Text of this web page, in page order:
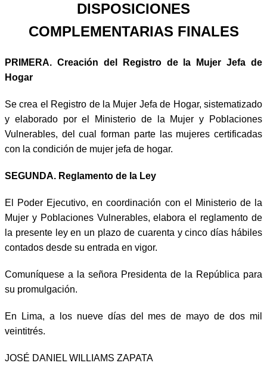
DISPOSICIONES
COMPLEMENTARIAS FINALES
PRIMERA. Creación del Registro de la Mujer Jefa de
Hogar
Se crea el Registro de la Mujer Jefa de Hogar, sistematizado
y elaborado por el Ministerio de la Mujer y Poblaciones
Vulnerables, del cual forman parte las mujeres certificadas
con la condición de mujer jefa de hogar.
SEGUNDA. Reglamento de la Ley
El Poder Ejecutivo, en coordinación con el Ministerio de la
Mujer y Poblaciones Vulnerables, elabora el reglamento de
la presente ley en un plazo de cuarenta y cinco días hábiles
contados desde su entrada en vigor.
Comuníquese a la señora Presidenta de la República para
su promulgación.
En Lima, a los nueve días del mes de mayo de dos mil
veintitrés.
JOSÉ DANIEL WILLIAMS ZAPATA